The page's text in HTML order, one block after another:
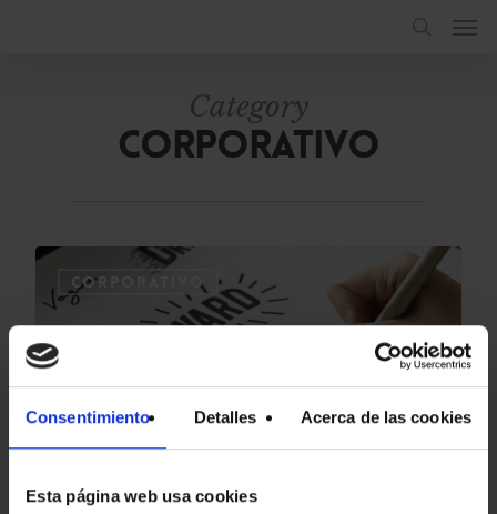
Consentimiento Detalles Acerca de las cookies
Esta página web usa cookies
Category
Corporativo
CORPORATIVO